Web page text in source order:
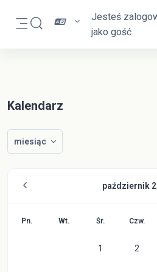
Panel boczny
Przełącznik wyszukiwarki
Jesteś
jako gość
Kalendarz
miesiąc
październik
Poniedziałek
Pn. Wtorek
Wt. Środa
Śr. Czw.
Brak
1 Brak
2